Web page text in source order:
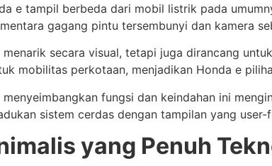
e tampil berbeda dari mobil listrik pada
gagang pintu tersembunyi dan kamera
secara visual, tetapi juga dirancang
mobilitas perkotaan, menjadikan Honda e
fungsi dan keindahan ini
sistem cerdas dengan tampilan yang user-
yang Penuh